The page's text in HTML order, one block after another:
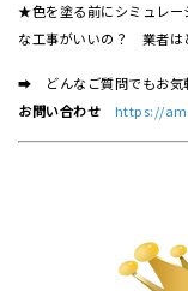
★色を塗る前にシミュレ
な工事がいいの？ 業者は
➡ どんなご質問でもお気
お問い合わせ
https://